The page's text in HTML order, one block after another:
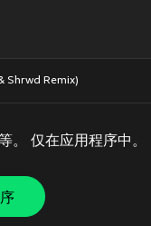
Shrwd Remix)
。 仅在应用程序中。